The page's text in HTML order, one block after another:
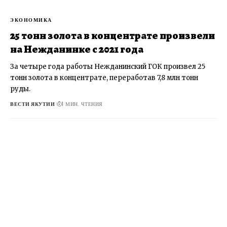
ЭКОНОМИКА
25 тонн золота в концентрате произвели
на Нежданинке с 2021 года
За четыре года работы Нежданинский ГОК произвел 25
тонн золота в концентрате, переработав 7,8 млн тонн
руды.
ВЕСТИ ЯКУТИИ 1 МИН. ЧТЕНИЯ